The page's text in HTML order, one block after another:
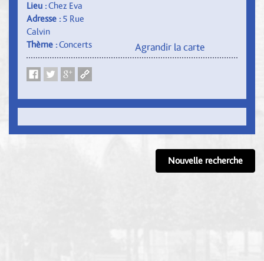
Agrandir la carte
Lieu :Chez Eva
Adresse :5 Rue
Calvin
Thème :Concerts
Nouvelle recherche